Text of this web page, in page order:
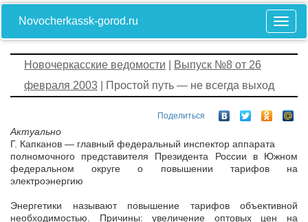
Novocherkassk-gorod.ru
Новочеркасские ведомости
Выпуск №8 от 26
февраля 2003 | Простой путь — не всегда выход
Поделиться
Актуально
Г. Капканов — главный федеральный инспектор аппарата
полномочного представителя Президента России в Южном
федеральном округе о повышении тарифов на
электроэнергию
Энергетики называют повышение тарифов объективной
необходимостью. Причины: увеличение оптовых цен на